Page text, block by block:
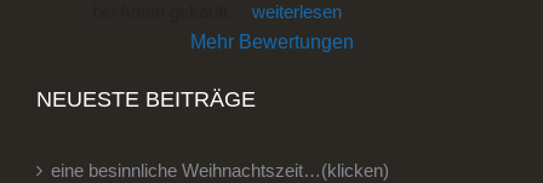
weiterlesen
Mehr Bewertungen
NEUESTE BEITRÄGE
eine besinnliche Weihnachtszeit…(klicken)